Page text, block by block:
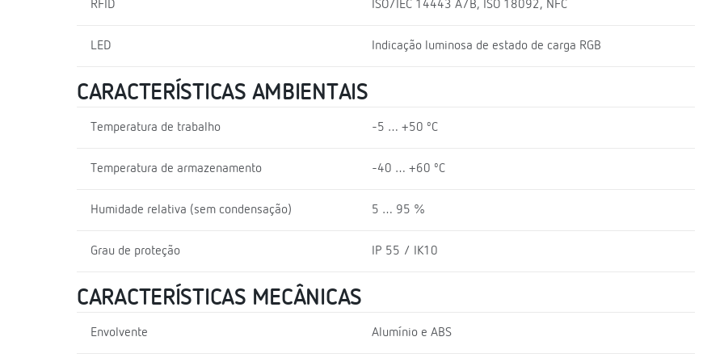
RFID ISO/IEC 14443 A/B, ISO 18092, NFC
LED Indicação luminosa de estado de carga RGB
CARACTERÍSTICAS AMBIENTAIS
Temperatura de trabalho -5 … +50 ºC
Temperatura de armazenamento -40 … +60 ºC
Humidade relativa (sem condensação) 5 … 95 %
Grau de proteção IP 55 / IK10
CARACTERÍSTICAS MECÂNICAS
Envolvente Alumínio e ABS